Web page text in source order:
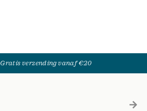
Gratis verzending vanaf €20